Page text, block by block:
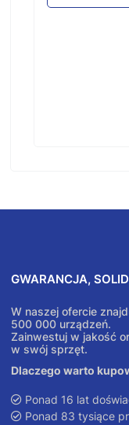
GWARANCJA,
W naszej ofercie
500 000 urządzeń.
Zainwestuj w jakość
w swój sprzęt.
Dlaczego warto
Ponad 16 lat
Ponad 83 tysiące